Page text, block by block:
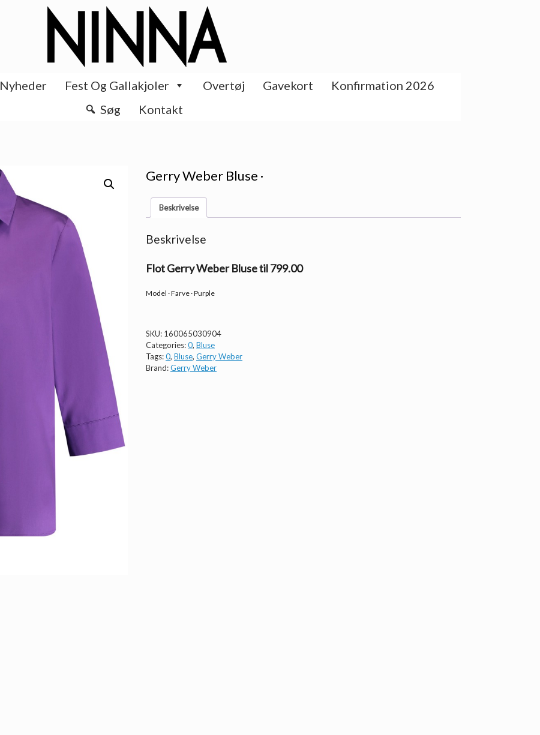
Nyheder Fest Og Gallakjoler Overtøj Gavekort
Konfirmation 2026
Søg
Kontakt
Gerry Weber Bluse ·
Beskrivelse
Beskrivelse
Flot Gerry Weber Bluse til 799.00
Model · Farve · Purple
SKU: 160065030904
Categories:0, Bluse
Tags:0, Bluse, Gerry Weber
Brand:Gerry Weber